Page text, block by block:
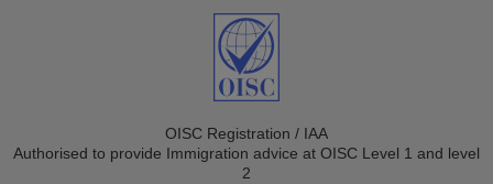
OISC Registration / IAA
Authorised to provide Immigration advice at OISC Level 1 and level
2